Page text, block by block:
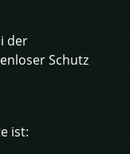
der
Schutz
ist: